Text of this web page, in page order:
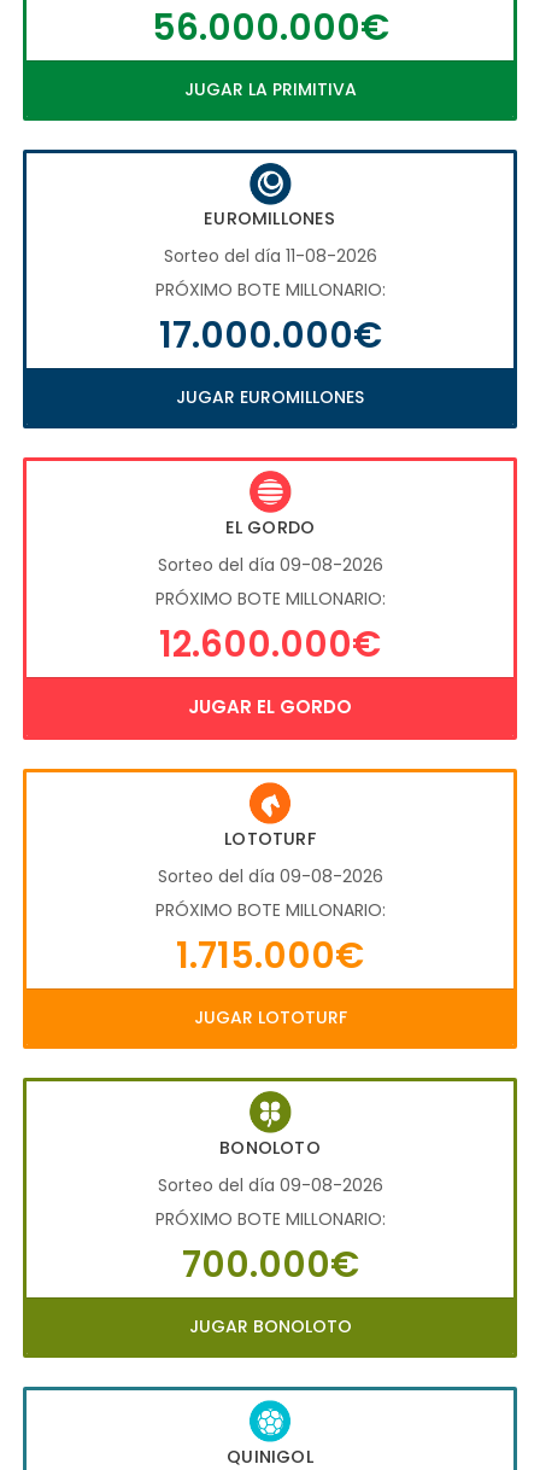
56.000.000€
JUGAR LA PRIMITIVA
EUROMILLONES
Sorteo del día 11-08-2026
PRÓXIMO BOTE MILLONARIO:
17.000.000€
JUGAR EUROMILLONES
EL GORDO
Sorteo del día 09-08-2026
PRÓXIMO BOTE MILLONARIO:
12.600.000€
JUGAR EL GORDO
LOTOTURF
Sorteo del día 09-08-2026
PRÓXIMO BOTE MILLONARIO:
1.715.000€
JUGAR LOTOTURF
BONOLOTO
Sorteo del día 09-08-2026
PRÓXIMO BOTE MILLONARIO:
700.000€
JUGAR BONOLOTO
QUINIGOL